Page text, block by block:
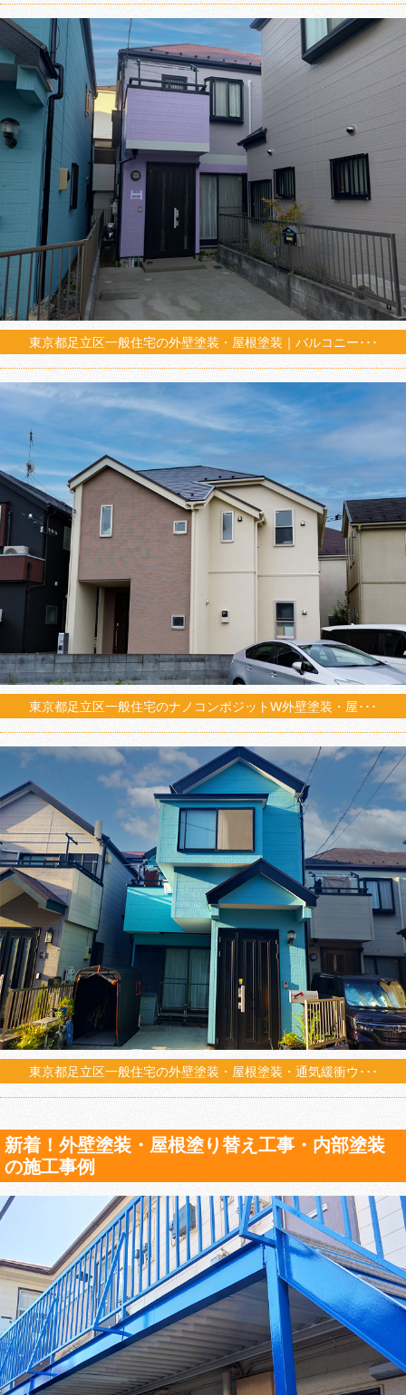
東京都足立区一般住宅の外壁塗装・屋根塗装｜バルコニー･･･
東京都足立区一般住宅のナノコンポジットW外壁塗装・屋･･･
東京都足立区一般住宅の外壁塗装・屋根塗装・通気緩衝ウ･･･
新着！外壁塗装・屋根塗り替え工事・内部塗装
の施工事例